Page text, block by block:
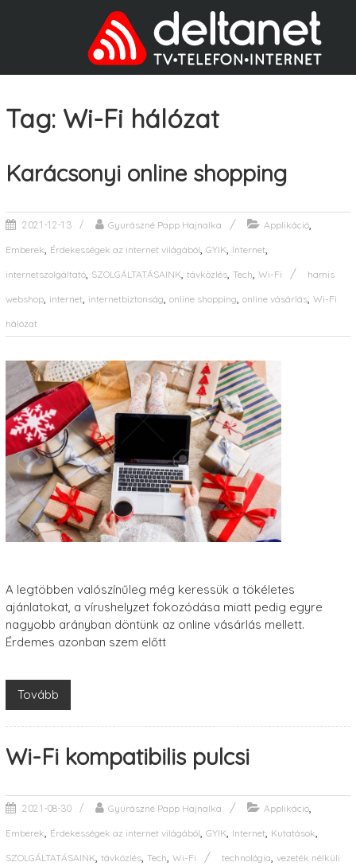
Tag: Wi-Fi hálózat
Karácsonyi online shopping
2021-12-13 Gyurászné Papp Hajnalka Applikáció,
Emberek, Érdekességek az internet világából, GYIK, Internet,
internetszolgáltató, SZOLGÁLTATÁSAINK, távközlés, Tech, Wi-Fi hamis
webshop, internet, internetbiztonság, online shopping, online vásárlás, Wi-Fi
hálózat
A legtöbben valószínűleg még keressük a tökéletes
ajánlatokat, a vírushelyzet fokozódása miatt pedig egyre
nagyobb arányban döntünk az online vásárlás mellett.
Érdemes azonban szem előtt
Tovább
Wi-Fi kompatibilis pulcsi
2021-08-30 Gyurászné Papp Hajnalka Applikáció,
Emberek, Érdekességek az internet világából, GYIK, Internet, Kutatások,
SZOLGÁLTATÁSAINK, távközlés, Tech, Wi-Fi technológia, vezeték nélküli